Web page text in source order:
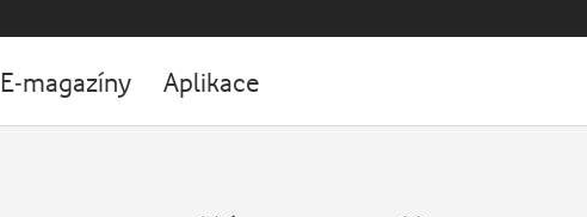
E-magazíny Aplikace